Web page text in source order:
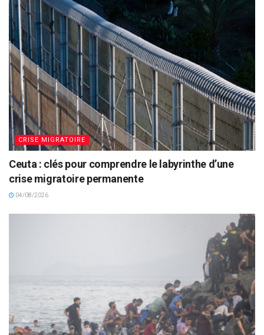
CRISE MIGRATOIRE
Ceuta : clés pour comprendre le labyrinthe d’une
crise migratoire permanente
04/08/2026